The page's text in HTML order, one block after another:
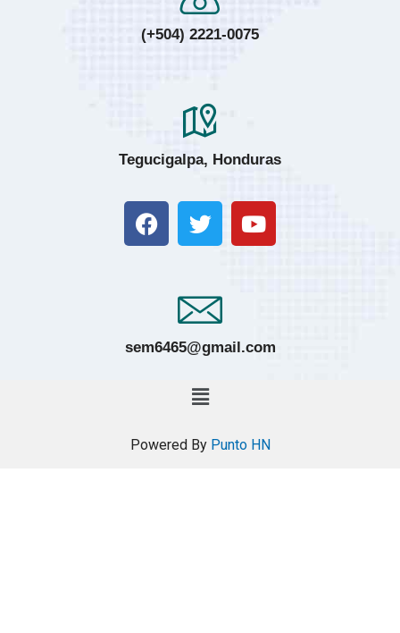
(+504) 2221-0075
Tegucigalpa, Honduras
sem6465@gmail.com
Powered By Punto HN